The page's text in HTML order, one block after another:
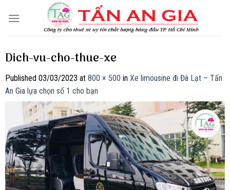
Dich-vu-cho-thue-xe
Published 03/03/2023 at 800 × 500 in Xe limousine đi Đà Lạt – Tấn
An Gia lựa chọn số 1 cho bạn